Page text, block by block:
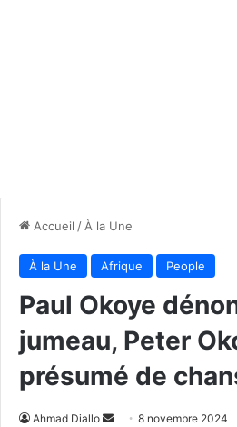
Accueil / À la Une
À la Une Afrique People
Paul Okoye
jumeau, Peter
présumé de
Ahmad Diallo
Envoyer8 novembre 2024